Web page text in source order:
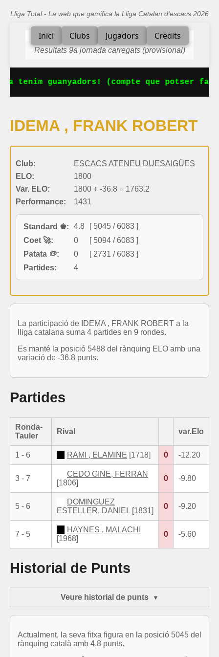
Lliga Total - La web que gamifica la Lliga Catalan d'escacs 2026
Inici Clubs Jugadors Credits
Resultats 9a jornada carregats (provisional)
tenim guanyadors! (compte que potser
IDEMA , FRANK ROBERT
Club:
ESCACS ATENEU DUESAIGÜES
ELO:
1800
Var. ELO:
1800 + -36.8 = 1763.2
Performance:
1431
Standard ♚: 4.8
[ 5045 / 6083 ]
Coet 🚀:
0
[ 5094 / 6083 ]
Patata 🥔:
0
[ 2731 / 6083 ]
Partides:
4
La participació de IDEMA , FRANK ROBERT a la
lliga catalana suma 4 partides en 9 rondes.
Es manté la posició 5488 del rànquing ELO amb una
variació de -36.8 punts.
Partides
Ronda-
Tauler
Rival var.Elo
1 - 6 RAMI , ELAMINE [1718] 0 -12.20
3 - 7
CEDO GINE, FERRAN
[1806]
0 -9.80
5 - 6
DOMINGUEZ
ESTELLER, DANIEL [1831]
0 -9.20
7 - 5
HAYNES , MALACHI
[1968]
0 -5.60
Historial de Punts
Veure historial de punts
Actualment, la seva fitxa figura en la posició 5045 del
rànquing català amb 4.8 punts.